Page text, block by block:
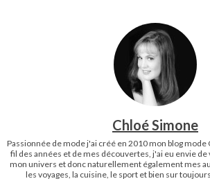
Chloé Simone
Passionnée de mode j'ai créé en 2010 mon blog mode
fil des années et de mes découvertes, j'ai eu envie
mon univers et donc naturellement également mes
les voyages, la cuisine, le sport et bien sur